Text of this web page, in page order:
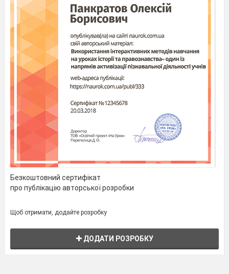
Безкоштовний сертифікат
про публікацію авторської розробки
Щоб отримати, додайте розробку
ДОДАТИ РОЗРОБКУ